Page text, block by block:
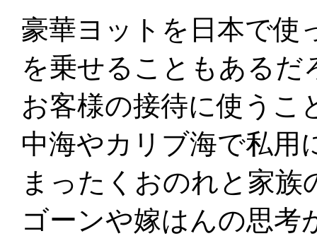
豪華ヨットを日本で使
を乗せることもあるだ
お客様の接待に使うこ
中海やカリブ海で私用
まったくおのれと家
ゴーンや嫁はんの思考